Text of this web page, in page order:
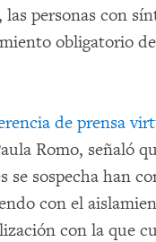
personas con
obligatorio
de prensa
Romo, señaló
se sospecha han
con el
con la que